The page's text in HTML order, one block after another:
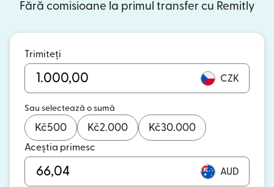
Fără comisioane la primul transfer cu Remitly
Trimiteți
CZK
Sau selectează o sumă
Kč500 Kč2.000 Kč30.000
Aceștia primesc
AUD